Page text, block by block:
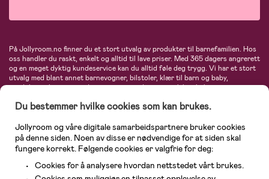
På Jollyroom.no finner du et stort utvalg av produkter til barnefamilien. Hos
oss handler du raskt, enkelt og alltid til lave priser. Med 365 dagers angrerett
og en meget dyktig kundeservice kan du alltid føle deg trygg. Vi har et stort
utvalg med blant annet barnevogner, bilstoler, klær til barn og baby,
produkter til mor, mengder av inspirerende interiør, leker, babyustyr og mye
Maxi-Cosi, Baby Jogger, BabyBjörn, Didriksons, KidKraft, Ergobaby, Philips
største nettbutikk for barn og baby!
Du bestemmer hvilke cookies som kan brukes.
Jollyroom og våre digitale samarbeidspartnere bruker cookies
på denne siden. Noen av disse er nødvendige for at siden skal
fungere korrekt. Følgende cookies er valgfrie for deg:
Cookies for å analysere hvordan nettstedet vårt brukes.